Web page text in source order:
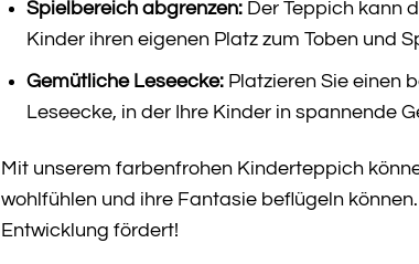
Spielbereich abgrenzen:Der Teppich kann
Kinder ihren eigenen Platz zum Toben und
Gemütliche Leseecke:Platzieren Sie einen
Leseecke, in der Ihre Kinder in spannende
Mit unserem farbenfrohen Kinderteppich
wohlfühlen und ihre Fantasie beflügeln
Entwicklung fördert!